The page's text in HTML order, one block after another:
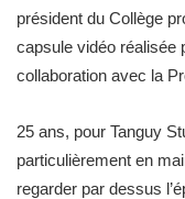
président du Collège
capsule vidéo réalisée
collaboration avec la
25 ans, pour Tanguy
particulièrement en
regarder par dessus